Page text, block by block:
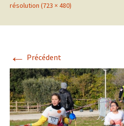
résolution (723 × 480)
← Précédent